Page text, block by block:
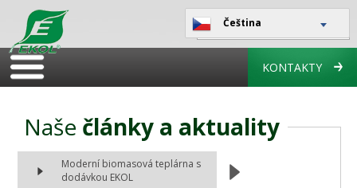
Čeština
KONTAKTY
Naše články a aktuality
Moderní biomasová teplárna s
dodávkou EKOL